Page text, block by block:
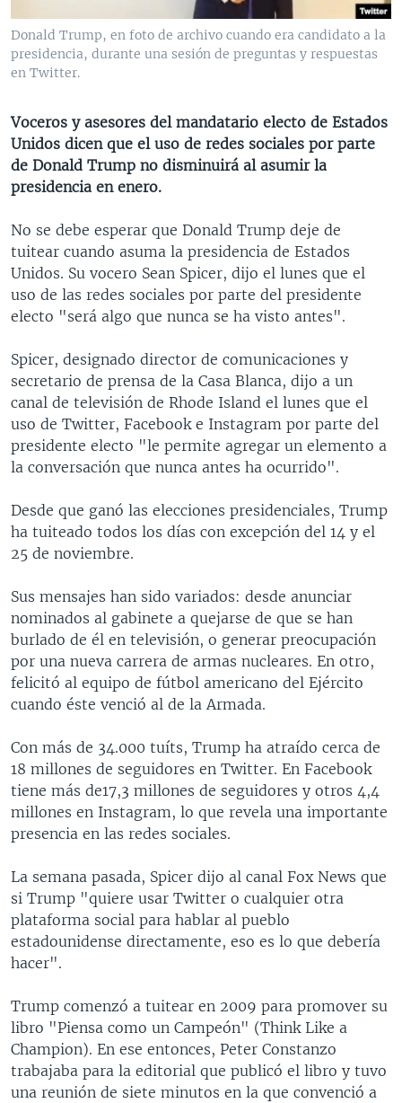
BRASIL
ENTRETENIMIENTO Y CULTURA
TECNOLOGÍA
CIENCIA Y SALUD
VIDEOS
FOTOGRAFÍA
PROGRAMAS TV
EL MUNDO AL DÍA
FORO INTERAMERICANO
VISIÓN 360
LAS CLAVES
RADIO
AVANCE INFORMATIVO
AUDIONOTICIAS
BUENOS DÍAS AMÉRICA
EL MUNDO AL DÍA [RADIO]
FORO [RADIO]
DEPORTIVO INTERNACIONAL
ENTRETENIMIENTO
DOCUMENTALES DE LA VOA
Learning English
Idiomas
Donald Trump, en foto de archivo cuando era candidato a la
presidencia, durante una sesión de preguntas y respuestas
en Twitter.
Voceros y asesores del mandatario electo de Estados
Unidos dicen que el uso de redes sociales por parte
de Donald Trump no disminuirá al asumir la
presidencia en enero.
No se debe esperar que Donald Trump deje de
tuitear cuando asuma la presidencia de Estados
Unidos. Su vocero Sean Spicer, dijo el lunes que el
uso de las redes sociales por parte del presidente
electo "será algo que nunca se ha visto antes".
Spicer, designado director de comunicaciones y
secretario de prensa de la Casa Blanca, dijo a un
canal de televisión de Rhode Island el lunes que el
uso de Twitter, Facebook e Instagram por parte del
presidente electo "le permite agregar un elemento a
la conversación que nunca antes ha ocurrido".
Desde que ganó las elecciones presidenciales, Trump
ha tuiteado todos los días con excepción del 14 y el
25 de noviembre.
Sus mensajes han sido variados: desde anunciar
nominados al gabinete a quejarse de que se han
burlado de él en televisión, o generar preocupación
por una nueva carrera de armas nucleares. En otro,
felicitó al equipo de fútbol americano del Ejército
cuando éste venció al de la Armada.
Con más de 34.000 tuíts, Trump ha atraído cerca de
18 millones de seguidores en Twitter. En Facebook
tiene más de17,3 millones de seguidores y otros 4,4
millones en Instagram, lo que revela una importante
presencia en las redes sociales.
La semana pasada, Spicer dijo al canal Fox News que
si Trump "quiere usar Twitter o cualquier otra
plataforma social para hablar al pueblo
estadounidense directamente, eso es lo que debería
hacer".
Trump comenzó a tuitear en 2009 para promover su
libro "Piensa como un Campeón" (Think Like a
Champion). En ese entonces, Peter Constanzo
trabajaba para la editorial que publicó el libro y tuvo
una reunión de siete minutos en la que convenció a